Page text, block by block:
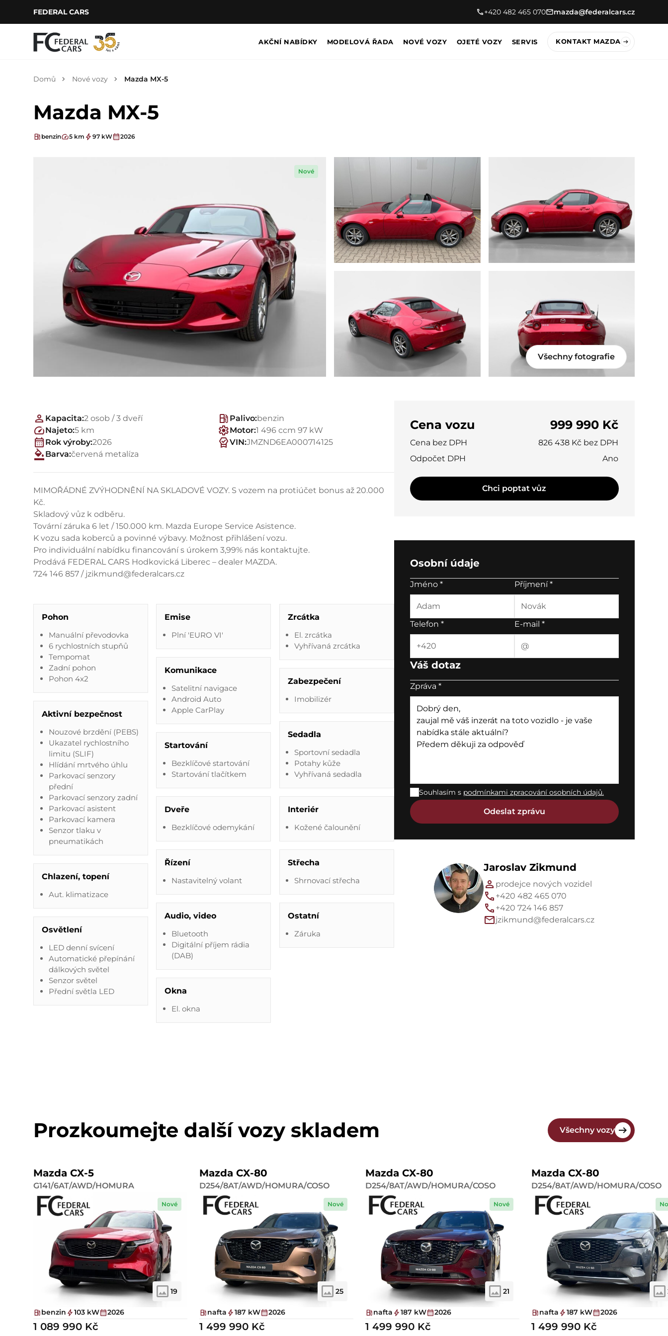
FEDERAL CARS +420 482 465 070 mazda@federalcars.cz
AKČNÍ NABÍDKY MODELOVÁ ŘADA NOVÉ VOZY OJETÉ VOZY SERVIS KONTAKT MAZDA
Domů Nové vozy Mazda MX-5
Mazda MX-5
benzin 5 km 97 kW 2026
Nové
Všechny fotografie
Kapacita:2 osob / 3 dveří Palivo:benzin
Najeto:5 km Motor:1 496 ccm 97 kW
Rok výroby:2026 VIN:JMZND6EA000714125
Barva:červená metalíza
MIMOŘÁDNÉ ZVÝHODNĚNÍ NA SKLADOVÉ VOZY. S vozem na protiúčet bonus až 20.000
Kč.
Skladový vůz k odběru.
Tovární záruka 6 let / 150.000 km. Mazda Europe Service Asistence.
K vozu sada koberců a povinné výbavy. Možnost přihlášení vozu.
Pro individuální nabídku financování s úrokem 3,99% nás kontaktujte.
Prodává FEDERAL CARS Hodkovická Liberec – dealer MAZDA.
724 146 857 / jzikmund@federalcars.cz
Pohon
Manuální převodovka
6 rychlostních stupňů
Tempomat
Zadní pohon
Pohon 4x2
Aktivní bezpečnost
Nouzové brzdění (PEBS)
Ukazatel rychlostního
limitu (SLIF)
Hlídání mrtvého úhlu
Parkovací senzory
přední
Parkovací senzory zadní
Parkovací asistent
Parkovací kamera
Senzor tlaku v
pneumatikách
Chlazení, topení
Aut. klimatizace
Osvětlení
LED denní svícení
Automatické přepínání
dálkových světel
Senzor světel
Přední světla LED
Emise
Plní 'EURO VI'
Komunikace
Satelitní navigace
Android Auto
Apple CarPlay
Startování
Bezklíčové startování
Startování tlačítkem
Dveře
Bezklíčové odemykání
Řízení
Nastavitelný volant
Audio, video
Bluetooth
Digitální příjem rádia
(DAB)
Okna
El. okna
Zrcátka
El. zrcátka
Vyhřívaná zrcátka
Zabezpečení
Imobilizér
Sedadla
Sportovní sedadla
Potahy kůže
Vyhřívaná sedadla
Interiér
Kožené čalounění
Střecha
Shrnovací střecha
Ostatní
Záruka
Cena vozu 999 990 Kč
Cena bez DPH
826 438 Kč bez DPH
Odpočet DPH
Ano
Chci poptat vůz
Osobní údaje
Jméno * Příjmení*
Telefon * E-mail *
Váš dotaz
Zpráva *
Souhlasím s podmínkami zpracování osobních údajů.
Jaroslav Zikmund
prodejce nových vozidel
+420 482 465 070
+420 724 146 857
jzikmund@federalcars.cz
Prozkoumejte další vozy skladem Všechny vozy
Mazda CX-5
G141/6AT/AWD/HOMURA
19
Nové
benzin 103 kW 2026
1 089 990 Kč
Mazda CX-80
D254/8AT/AWD/HOMURA/COSO
25
Nové
nafta 187 kW 2026
1 499 990 Kč
Mazda CX-80
D254/8AT/AWD/HOMURA/COSO
21
Nové
nafta 187 kW 2026
1 499 990 Kč
Mazda CX-80
D254/8AT/AWD/HOMURA/COSO
nafta 187 kW 2026
1 499 990 Kč